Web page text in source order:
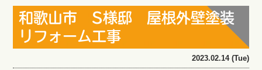
和歌山市 S様邸 屋根外壁塗装
リフォーム工事
2023.02.14 (Tue)